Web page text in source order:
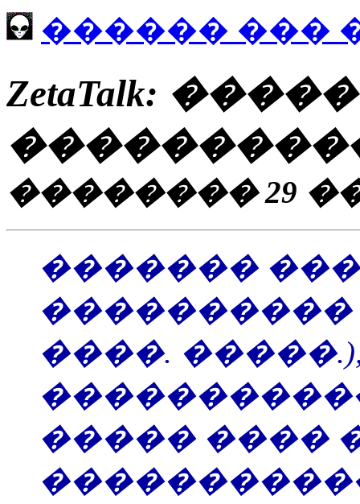
������ ���
ZetaTalk:
�������� 29
�������
����������
����. �����.),
����� ����